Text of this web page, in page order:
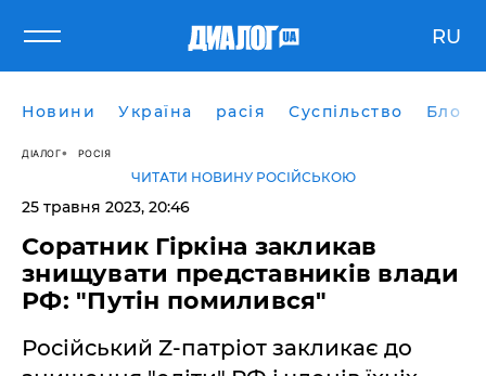
RU
Новини Україна расія Суспільство Блоги
ДІАЛОГ РОСІЯ
ЧИТАТИ НОВИНУ РОСІЙСЬКОЮ
25 травня 2023, 20:46
Соратник Гіркіна закликав
знищувати представників влади
РФ: "Путін помилився"
Російський Z-патріот закликає до